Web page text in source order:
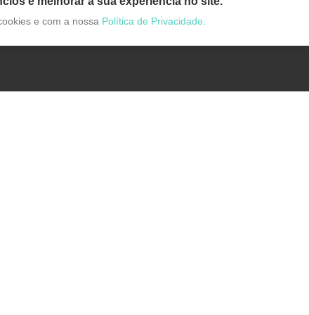
e com a nossa Política de Privacidade.